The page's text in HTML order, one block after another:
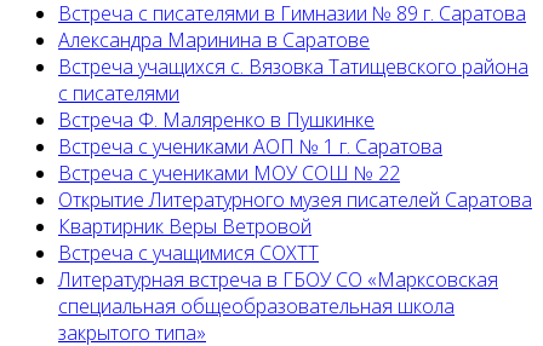
Встреча с писателями в Гимназии № 89 г. Саратова
Александра Маринина в Саратове
Встреча учащихся с. Вязовка Татищевского района
с писателями
Встреча Ф. Маляренко в Пушкинке
Встреча с учениками АОП № 1 г. Саратова
Встреча с учениками МОУ СОШ № 22
Открытие Литературного музея писателей Саратова
Квартирник Веры Ветровой
Встреча с учащимися СОХТТ
Литературная встреча в ГБОУ СО «Марксовская
специальная общеобразовательная школа
закрытого типа»